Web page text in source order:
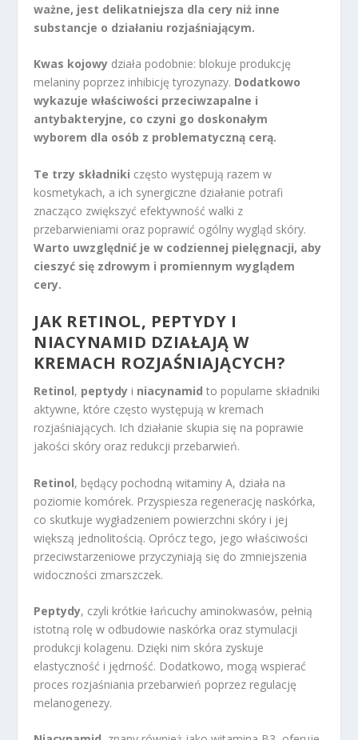
ważne, jest delikatniejsza dla cery niż inne
substancje o działaniu rozjaśniającym.
Kwas kojowy działa podobnie: blokuje produkcję
melaniny poprzez inhibicję tyrozynazy. Dodatkowo
wykazuje właściwości przeciwzapalne i
antybakteryjne, co czyni go doskonałym
wyborem dla osób z problematyczną cerą.
Te trzy składniki często występują razem w
kosmetykach, a ich synergiczne działanie potrafi
znacząco zwiększyć efektywność walki z
przebarwieniami oraz poprawić ogólny wygląd skóry.
Warto uwzględnić je w codziennej pielęgnacji, aby
cieszyć się zdrowym i promiennym wyglądem
cery.
JAK RETINOL, PEPTYDY I
NIACYNAMID DZIAŁAJĄ W
KREMACH ROZJAŚNIAJĄCYCH?
Retinol, peptydy i niacynamid to popularne składniki
aktywne, które często występują w kremach
rozjaśniających. Ich działanie skupia się na poprawie
jakości skóry oraz redukcji przebarwień.
Retinol, będący pochodną witaminy A, działa na
poziomie komórek. Przyspiesza regenerację naskórka,
co skutkuje wygładzeniem powierzchni skóry i jej
większą jednolitością. Oprócz tego, jego właściwości
przeciwstarzeniowe przyczyniają się do zmniejszenia
widoczności zmarszczek.
Peptydy, czyli krótkie łańcuchy aminokwasów, pełnią
istotną rolę w odbudowie naskórka oraz stymulacji
produkcji kolagenu. Dzięki nim skóra zyskuje
elastyczność i jędrność. Dodatkowo, mogą wspierać
proces rozjaśniania przebarwień poprzez regulację
melanogenezy.